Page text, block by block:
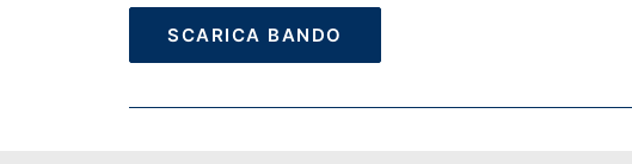
SCARICA BANDO